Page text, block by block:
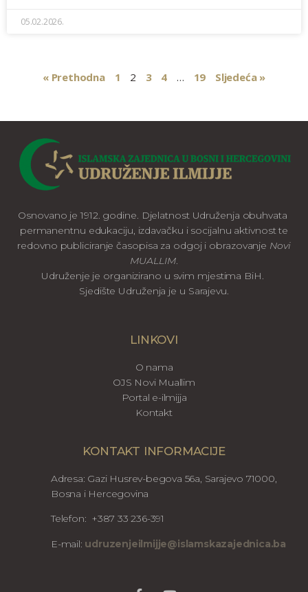
05.02.2026.
« Prethodna 1 2 3 4 … 19 Sljedeća »
Osnovano je 1912. godine. Djelatnost Udruženja obuhvata
permanentnu edukaciju, izdavačku i socijalnu aktivnost te
redovno publiciranje časopisa za odgoj i obrazovanje Novi
MUALLIM.
Udruženje je organizirano u svim mjestima BiH.
Sjedište Udruženja je u Sarajevu.
LINKOVI
O nama
OJS Novi Muallim
Portal e-ilmijja
Kontakt
KONTAKT INFORMACIJE
Adresa: Gazi Husrev-begova 56a, Sarajevo 71000,
Bosna i Hercegovina
Telefon: +387 33 236-391
E-mail: udruzenjeilmijje@islamskazajednica.ba